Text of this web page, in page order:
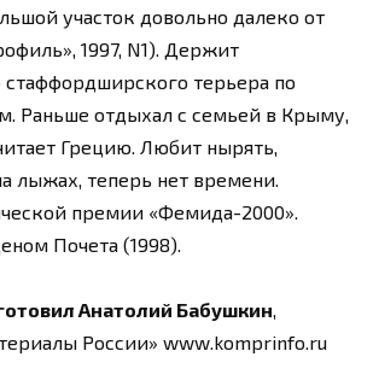
участок довольно далеко от
1997, N1). Держит
терьера по
Раньше отдыхал с семьей в Крыму,
Грецию. Любит нырять,
лыжах, теперь нет времени.
премии «Фемида-2000».
Почета (1998).
Анатолий Бабушкин,
России» www.komprinfo.ru